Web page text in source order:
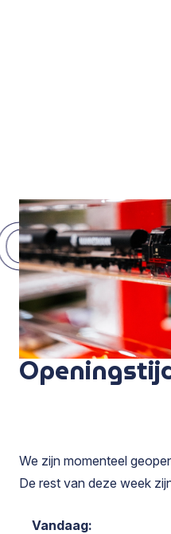
We zijn momenteel
De rest van deze week
Vandaag: